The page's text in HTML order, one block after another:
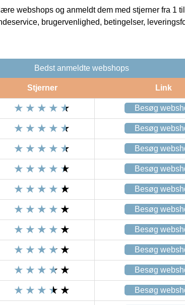
webshops og anmeldt dem med stjerner fra 1
brugervenlighed, betingelser,
Bedst anmeldte webshops
Stjerner Link
Besøg
Besøg
Besøg
Besøg
Besøg
Besøg
Besøg
Besøg
Besøg
Besøg